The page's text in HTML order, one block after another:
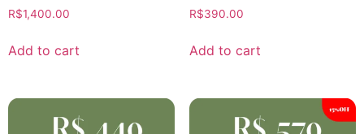
R$1,400.00
Add to cart
R$390.00
Add to cart